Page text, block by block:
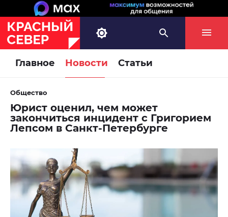
Главное Новости Статьи
Общество
Юрист оценил, чем может
закончиться инцидент с Григорием
Лепсом в Санкт-Петербурге